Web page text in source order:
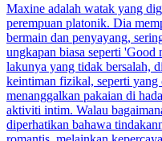
Maxine adalah watak yang
perempuan platonik. Dia
bermain dan penyayang,
ungkapan biasa seperti
lakunya yang tidak bersalah,
keintiman fizikal, seperti
menanggalkan pakaian di
aktiviti intim. Walau
diperhatikan bahawa